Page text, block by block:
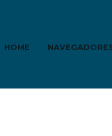
HOME